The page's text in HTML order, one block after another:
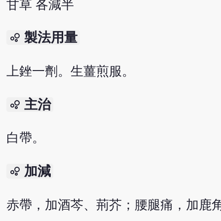
甘草 各減半
bubble_chart 製法用量
上銼一劑。生薑煎服。
bubble_chart 主治
白帶。
bubble_chart 加減
赤帶，加酒芩、荊芥；腰腿痛，加鹿